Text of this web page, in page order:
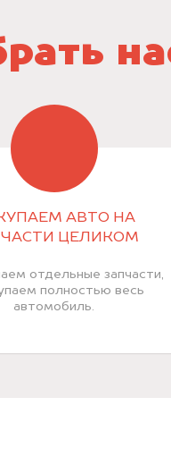
АВТО НА
ЦЕЛИКОМ
отдельные запчасти,
полностью весь
автомобиль.